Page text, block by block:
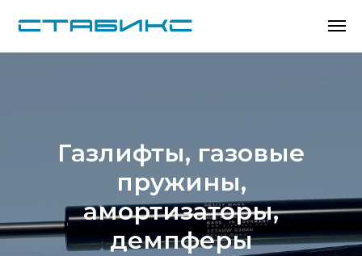
Газлифты, газовые
пружины,
амортизаторы,
демпферы